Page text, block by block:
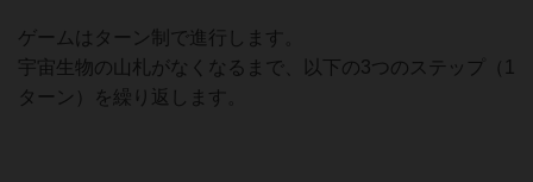
ゲームはターン制で進行します。
宇宙生物の山札がなくなるまで、以下の3つのステップ（1
ターン）を繰り返します。